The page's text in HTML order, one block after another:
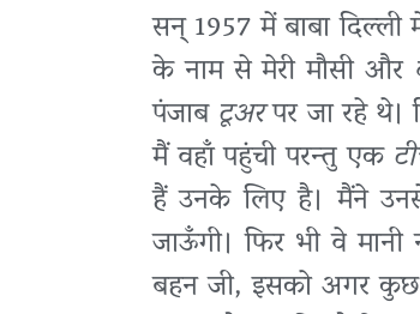
सन् 1957 में बाबा
के नाम से मेरी मौसी और
पंजाबटूअरपर जा रहे थे।
मैं वहाँ पहुंची परन्तु एक
हैं उनके लिए है। मैंने
जाऊँगी। फिर भी वे
बहन जी, इसको अगर